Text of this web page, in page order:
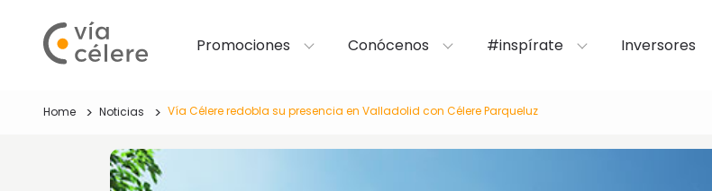
Promociones Conócenos #inspírate Inversores
Home Noticias Vía Célere redobla su presencia en Valladolid con Célere Parqueluz